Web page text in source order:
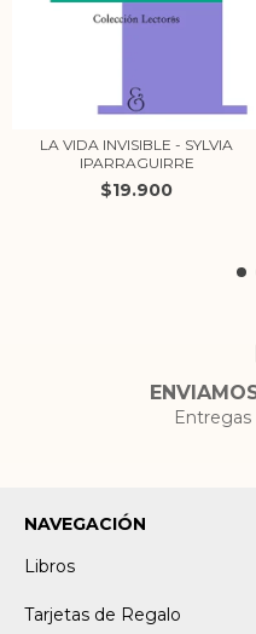
LA VIDA INVISIBLE - SYLVIA
IPARRAGUIRRE
$19.900
Entregas
NAVEGACIÓN
Libros
Tarjetas de Regalo